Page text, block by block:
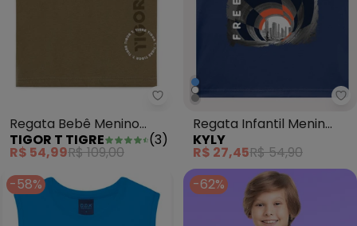
Tigor T Tigre - Regata Bebê
Regata Bebê Menino
Tigor T. Tigre Verde
TIGOR T TIGRE (3)
R$ 54,99R$ 109,00
Regata Infantil Menin
Skate Azul
KYLY
R$ 27,45R$ 54,90
-58%
-62%